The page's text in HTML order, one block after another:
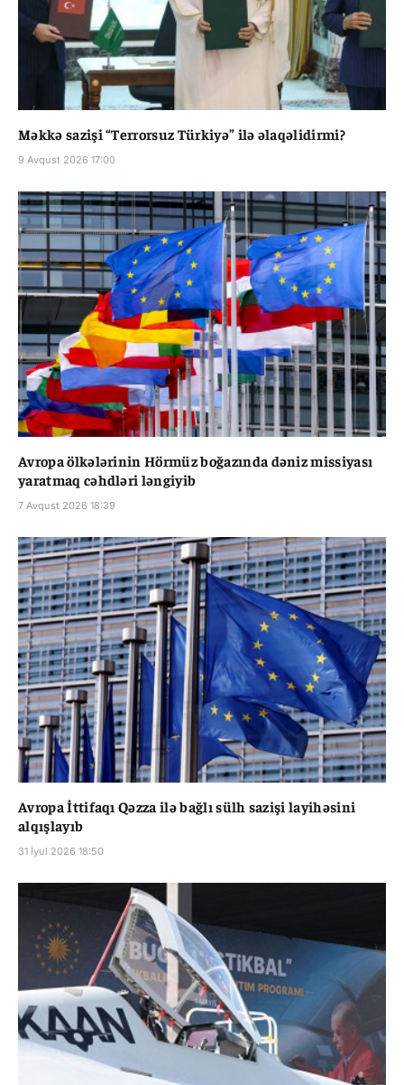
Məkkə sazişi “Terrorsuz Türkiyə” ilə əlaqəlidirmi?
9 Avqust 2026 17:00
Avropa ölkələrinin Hörmüz boğazında dəniz missiyası
yaratmaq cəhdləri ləngiyib
7 Avqust 2026 18:39
Avropa İttifaqı Qəzza ilə bağlı sülh sazişi layihəsini
alqışlayıb
31 İyul 2026 18:50